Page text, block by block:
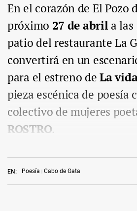
EN: Poesía Cabo de Gata
En el corazón de El Pozo
próximo 27 de abril a las
patio del restaurante La
convertirá en un
para el estreno deLa
pieza escénica de poesía
colectivo de mujeres
ROSTRO.